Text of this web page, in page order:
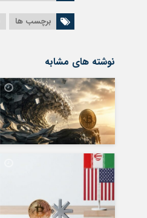
برچسب ها
نوشته های مشابه